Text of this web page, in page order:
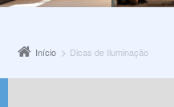
Início Dicas de Iluminação